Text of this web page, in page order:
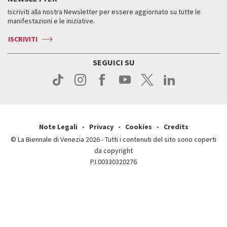
Come raggiungerci
Contatti
Press
Biglietti
Servizi al pubblico
Come raggiungerci
Contatti
Orari e sedi
Iscriviti alla nostra Newsletter per essere aggiornato su tutte le
manifestazioni e le iniziative.
ISCRIVITI
SEGUICI SU
Note Legali Privacy Cookies
Credits
© La Biennale di Venezia 2026 - Tutti i contenuti del sito sono coperti
da copyright
P.I.00330320276